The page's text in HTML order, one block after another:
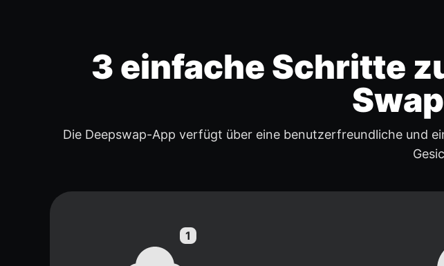
3 einfache Schritte
Die Deepswap-App verfügt über eine benutzerfreundliche und